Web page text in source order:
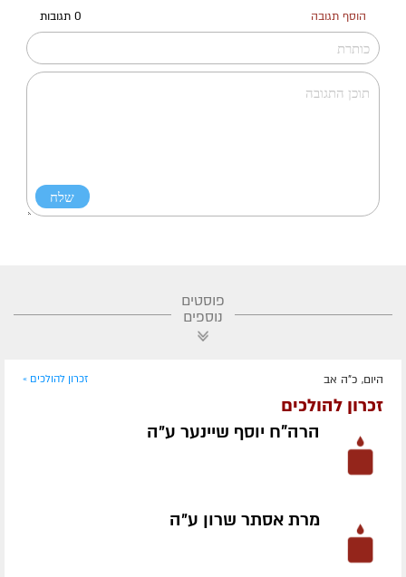
הוסף תגובה 0 תגובות
פוסטים
נוספים
היום, כ"ה אב זכרון להולכים »
זכרון להולכים
הרה"ח יוסף שיינער ע״ה
מרת אסתר שרון ע״ה